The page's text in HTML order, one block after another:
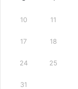
10 11
17 18
24 25
31